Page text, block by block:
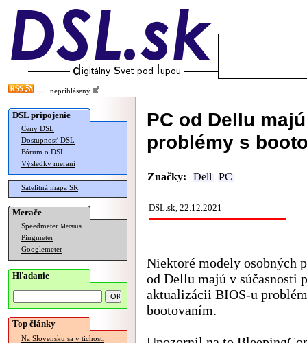
neprihlásený
DSL pripojenie
Ceny DSL
Dostupnosť DSL
Fórum o DSL
Výsledky meraní
Satelitná mapa SR
Merače
Speedmeter Merania
Pingmeter
Googlemeter
Hľadanie
Top články
Na Slovensku sa v tichosti
PC od Dellu
problémy s
Značky: Dell PC
DSL.sk, 22.12.2021
Niektoré modely osobných
od Dellu majú v súčasnosti
aktualizácii BIOS-u
bootovaním.